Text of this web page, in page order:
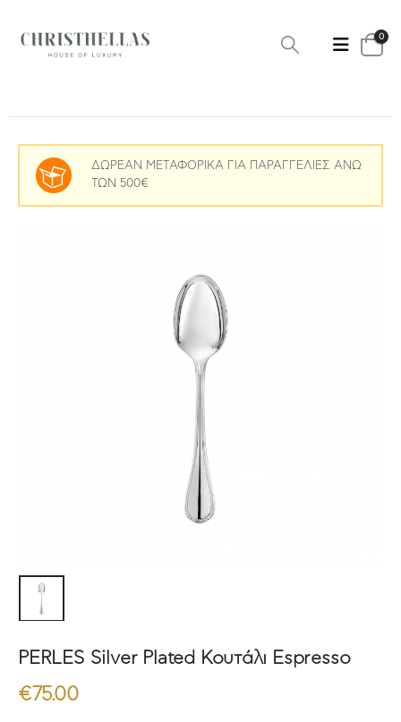
0
ΔΩΡΕΑΝ ΜΕΤΑΦΟΡΙΚΑ ΓΙΑ ΠΑΡΑΓΓΕΛΙΕΣ ΑΝΩ
ΤΩΝ 500€
PERLES Silver Plated Κουτάλι Espresso
€75.00